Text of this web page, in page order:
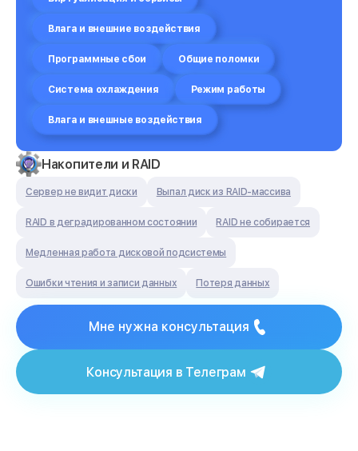
Влага и внешние воздействия
Программные сбои Общие поломки
Система охлаждения Режим работы
Влага и внешные воздействия
Накопители и RAID
Сервер не видит диски Выпал диск из RAID-массива
RAID в деградированном состоянии RAID не собирается
Медленная работа дисковой подсистемы
Ошибки чтения и записи данных Потеря данных
Мне нужна консультация
Консультация в Телеграм